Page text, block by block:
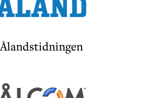
Ålandstidningen